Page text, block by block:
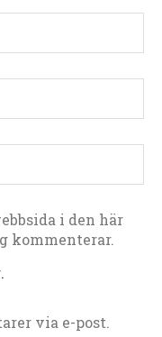
i den här
kommenterar.
via e-post.